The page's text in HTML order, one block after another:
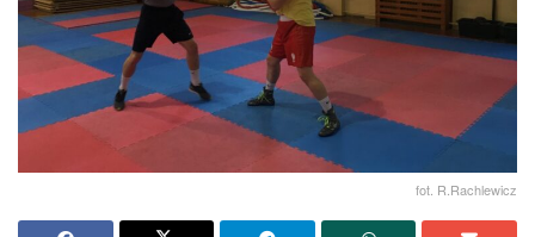
fot. R.Rachlewicz